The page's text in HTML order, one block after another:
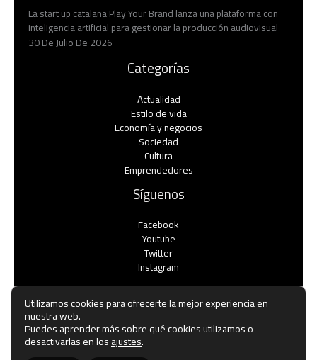
La start up catalana Play Your Brand lanza una plataforma con
inteligencia artificial para gestionar la producción audiovisual
30 De Julio De 2026
Categorías
Actualidad
Estilo de vida
Economía y negocios​
Sociedad
Cultura
Emprendedores
Síguenos
Facebook
Youtube
Twitter
Instagram
Copyright © Todos los derechos reservados -
noticiasemprendedores.es
Utilizamos cookies para ofrecerte la mejor experiencia en
nuestra web.
Puedes aprender más sobre qué cookies utilizamos o
desactivarlas en losajustes.